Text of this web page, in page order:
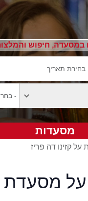
חיפוש
מסעדות
על קזינו דה פריז
על מסעדת